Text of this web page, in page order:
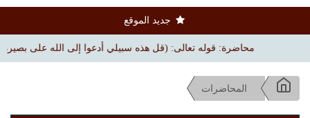
جديد الموقع
محاضرة: قوله تعالى: (قل هذه سبيلي أدعوا إلى الله على بصيرة) | بجامع
المحاضرات